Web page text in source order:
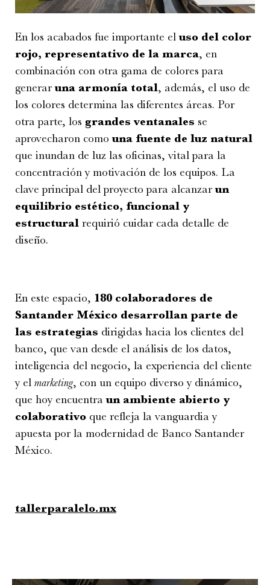
En los acabados fue importante eluso del color
rojo, representativo de la marca, en
combinación con otra gama de colores para
generaruna armonía total, además, el uso de
los colores determina las diferentes áreas. Por
otra parte, los grandes ventanales se
aprovecharon comouna fuente de luz natural
que inundan de luz las oficinas, vital para la
concentración y motivación de los equipos. La
clave principal del proyecto para alcanzarun
equilibrio estético, funcional y
estructural requirió cuidar cada detalle de
diseño.
En este espacio, 180 colaboradores de
Santander México desarrollan parte de
las estrategias dirigidas hacia los clientes del
banco, que van desde el análisis de los datos,
inteligencia del negocio, la experiencia del cliente
y el marketing, con un equipo diverso y dinámico,
que hoy encuentraun ambiente abierto y
colaborativo que refleja la vanguardia y
apuesta por la modernidad de Banco Santander
México.
tallerparalelo.mx